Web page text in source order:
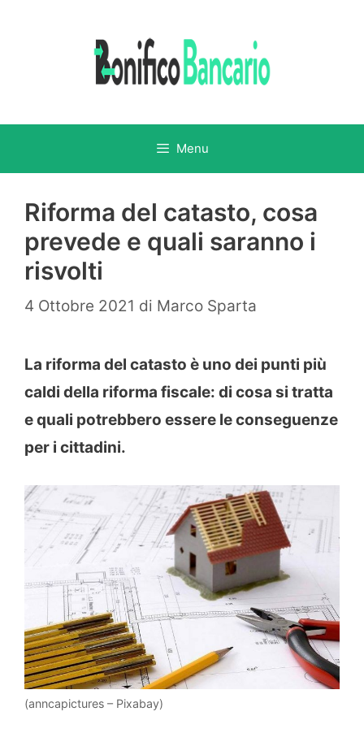
Menu
Riforma del catasto, cosa
prevede e quali saranno i
risvolti
4 Ottobre 2021 di Marco Sparta
La riforma del catasto è uno dei punti più
caldi della riforma fiscale: di cosa si tratta
e quali potrebbero essere le conseguenze
per i cittadini.
(anncapictures – Pixabay)